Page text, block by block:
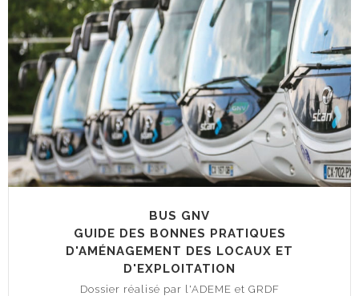
BUS GNV
GUIDE DES BONNES PRATIQUES
D'AMÉNAGEMENT DES LOCAUX ET
D'EXPLOITATION
Dossier réalisé par l'ADEME et GRDF